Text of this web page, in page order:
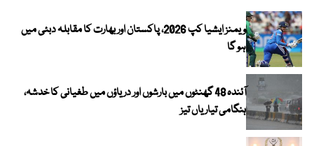
ویمنز ایشیا کپ 2026، پاکستان اور بھارت کا مقابلہ دبئی میں
ہو گا
آئندہ 48 گھنٹوں میں بارشوں اور دریاؤں میں طغیانی کا خدشہ،
ہنگامی تیاریاں تیز